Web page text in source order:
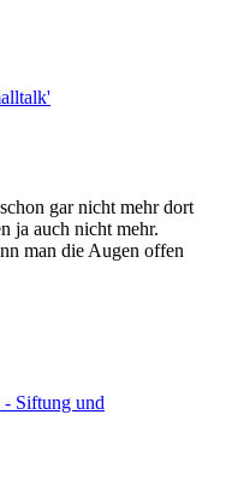
gar nicht mehr dort
ja auch nicht mehr.
man die Augen offen
Siftung und